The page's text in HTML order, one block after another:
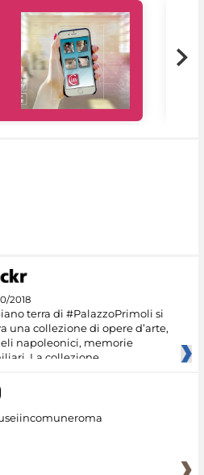
2018
terra di #PalazzoPrimoli si
una collezione di opere d’arte,
napoleonici, memorie
La collezione